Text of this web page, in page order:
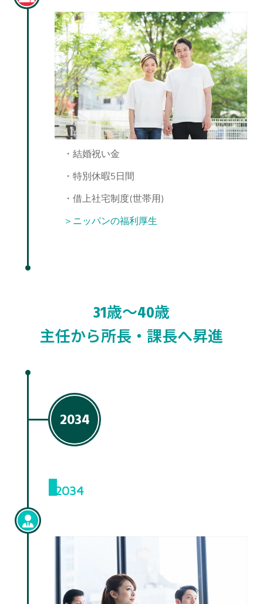
・結婚祝い金
・特別休暇5日間
・借上社宅制度(世帯用)
＞ニッパンの福利厚生
31歳〜40歳
主任から所長・課長へ昇進
2034
2034